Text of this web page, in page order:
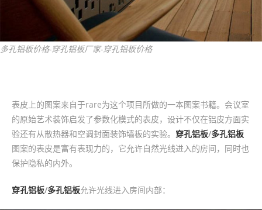
多孔铝板价格-穿孔铝板厂家-穿孔铝板价格
表皮上的图案来自于rare为这个项目所做的一本图案书籍。会议室
的原始艺术装饰启发了参数化模式的表皮，设计不仅在铝皮方面实
验还有从散热器和空调封面装饰墙板的实验。 穿孔铝板/多孔铝板
图案的表皮是富有表现力的，它允许自然光线进入的房间，同时也
保护隐私的内外。
穿孔铝板/多孔铝板允许光线进入房间内部：